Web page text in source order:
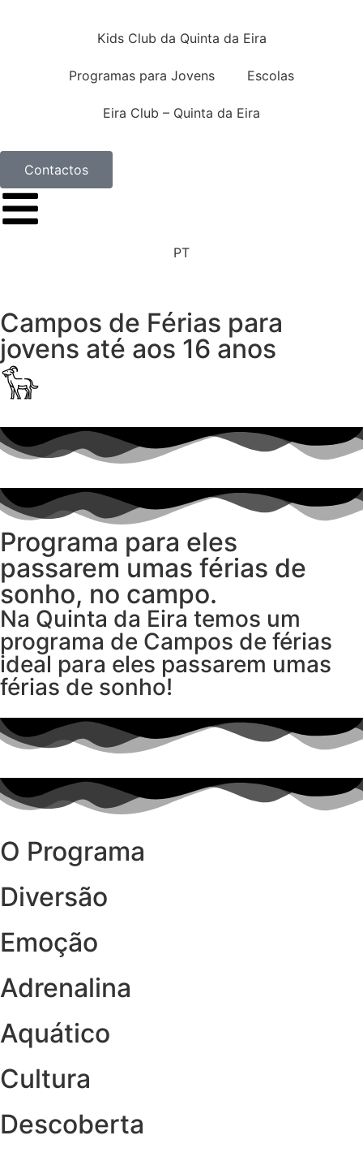
Kids Club da Quinta da Eira
Programas para Jovens Escolas
Eira Club – Quinta da Eira
Contactos
PT
Campos de Férias para
jovens até aos 16 anos
Programa para eles
passarem umas férias de
sonho, no campo.
Na Quinta da Eira temos um
programa de Campos de férias
ideal para eles passarem umas
férias de sonho!
O Programa
Diversão
Emoção
Adrenalina
Aquático
Cultura
Descoberta